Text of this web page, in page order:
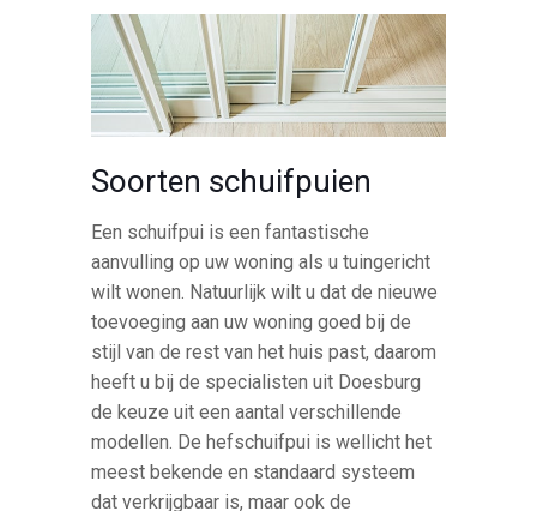
Soorten schuifpuien
Een schuifpui is een fantastische
aanvulling op uw woning als u tuingericht
wilt wonen. Natuurlijk wilt u dat de nieuwe
toevoeging aan uw woning goed bij de
stijl van de rest van het huis past, daarom
heeft u bij de specialisten uit Doesburg
de keuze uit een aantal verschillende
modellen. De hefschuifpui is wellicht het
meest bekende en standaard systeem
dat verkrijgbaar is, maar ook de